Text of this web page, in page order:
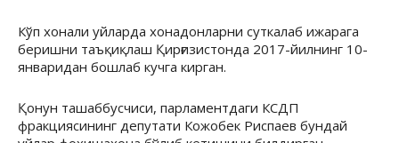
Кўп хонали уйларда хонадонларни суткалаб ижарага
беришни таъқиқлаш Қирғизистонда 2017-йилнинг 10-
январидан бошлаб кучга кирган.
Қонун ташаббусчиси, парламентдаги КСДП
фракциясининг депутати Кожобек Риспаев бундай